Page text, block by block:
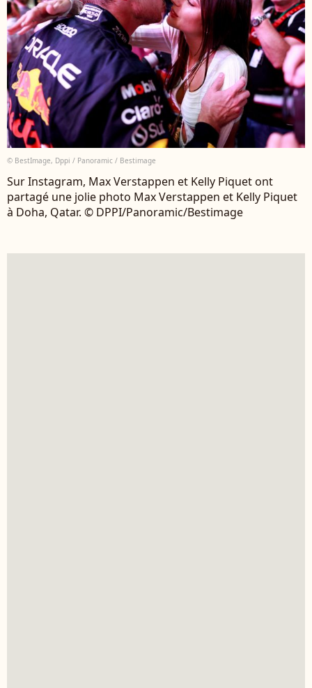
© BestImage, Dppi / Panoramic / Bestimage
Sur Instagram, Max Verstappen et Kelly Piquet ont
partagé une jolie photo Max Verstappen et Kelly Piquet
à Doha, Qatar. © DPPI/Panoramic/Bestimage